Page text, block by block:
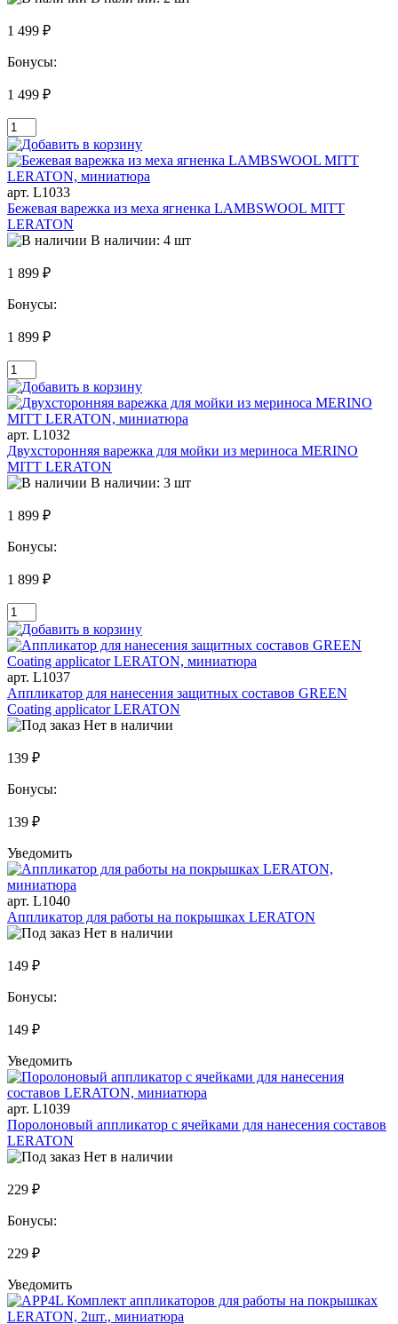
1 499 ₽
Бонусы:
1 499 ₽
арт. L1033
Бежевая варежка из меха ягненка LAMBSWOOL MITT
LERATON
В наличии: 4 шт
1 899 ₽
Бонусы:
1 899 ₽
арт. L1032
Двухсторонняя варежка для мойки из мериноса MERINO
MITT LERATON
В наличии: 3 шт
1 899 ₽
Бонусы:
1 899 ₽
арт. L1037
Аппликатор для нанесения защитных составов GREEN
Coating applicator LERATON
Нет в наличии
139 ₽
Бонусы:
139 ₽
Уведомить
арт. L1040
Аппликатор для работы на покрышках LERATON
Нет в наличии
149 ₽
Бонусы:
149 ₽
Уведомить
арт. L1039
Поролоновый аппликатор с ячейками для нанесения составов
LERATON
Нет в наличии
229 ₽
Бонусы:
229 ₽
Уведомить